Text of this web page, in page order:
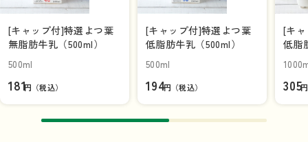
[キャップ付]特選よつ葉
無脂肪牛乳（500ml）
500ml
181円（税込）
[キャップ付]特選よつ葉
低脂肪牛乳（500ml）
500ml
194円（税込）
[キ
低脂
305